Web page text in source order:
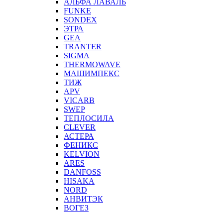
АЛЬФА ЛАВАЛЬ
FUNKE
SONDEX
ЭТРА
GEA
TRANTER
SIGMA
THERMOWAVE
МАШИМПЕКС
ТИЖ
APV
VICARB
SWEP
ТЕПЛОСИЛА
CLEVER
АСТЕРА
ФЕНИКС
KELVION
ARES
DANFOSS
HISAKA
NORD
АНВИТЭК
ВОГЕЗ